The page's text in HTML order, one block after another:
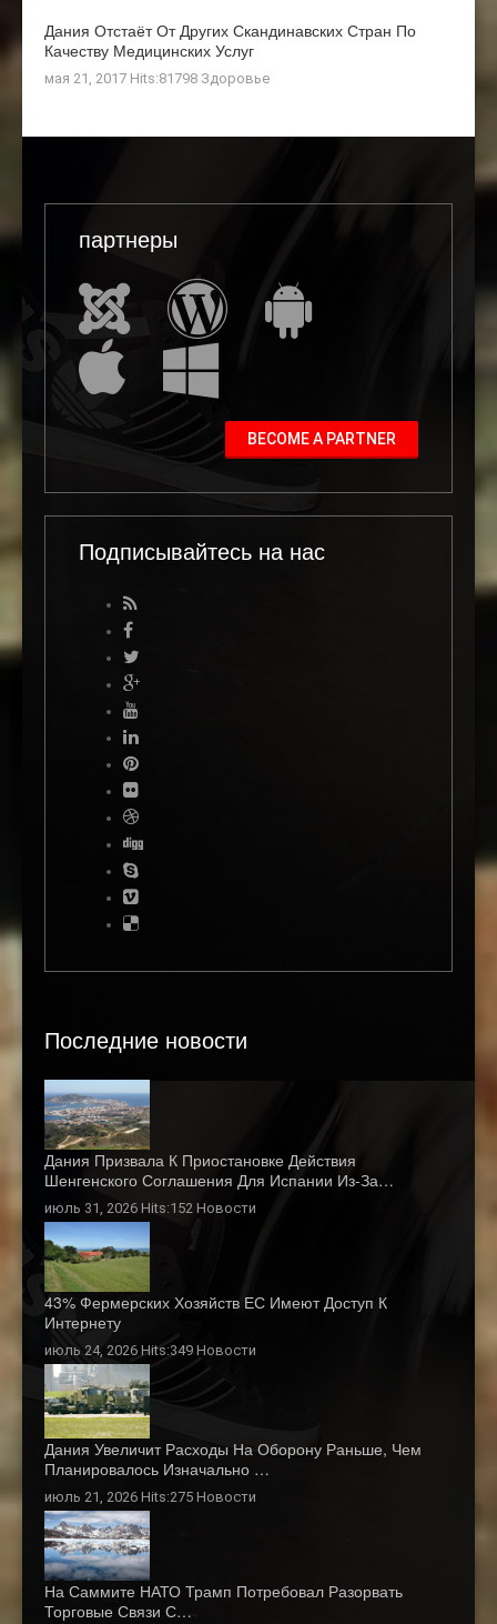
Дания Отстаёт От Других Скандинавских Стран По
Качеству Медицинских Услуг
мая 21, 2017 Hits:81798 Здоровье
партнеры
BECOME A PARTNER
Подписывайтесь на нас
Последние новости
Дания Призвала К Приостановке Действия
Шенгенского Соглашения Для Испании Из-За…
июль 31, 2026 Hits:152 Новости
43% Фермерских Хозяйств ЕС Имеют Доступ К
Интернету
июль 24, 2026 Hits:349 Новости
Дания Увеличит Расходы На Оборону Раньше, Чем
Планировалось Изначально …
июль 21, 2026 Hits:275 Новости
На Саммите НАТО Трамп Потребовал Разорвать
Торговые Связи С…